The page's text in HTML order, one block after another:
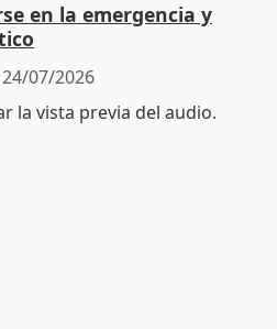
en la emergencia y
24/07/2026